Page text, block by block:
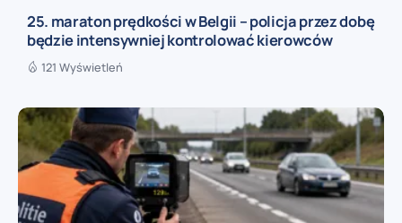
25. maraton prędkości w Belgii – policja przez dobę
będzie intensywniej kontrolować kierowców
121 Wyświetleń